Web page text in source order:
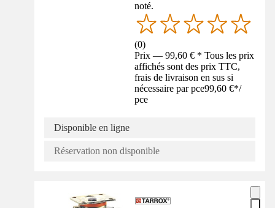
noté.
(0)
Prix — 99,60 € * Tous les prix
affichés sont des prix TTC,
frais de livraison en sus si
nécessaire par pce99,60 €*/
pce
Disponible en ligne
Réservation non disponible